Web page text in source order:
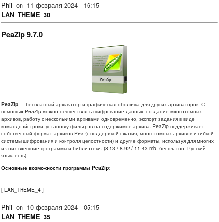
Phil on 11 февраля 2024 - 16:15
LAN_THEME_30
PeaZip 9.7.0
PeaZip — бесплатный архиватор и графическая оболочка для других архиваторов. С
помощью PeaZip можно осуществлять шифрование данных, создание многотомных
архивов, работу с несколькими архивами одновременно, экспорт задания в виде
команднойстроки, установку фильтров на содержимое архива. PeaZip поддерживает
собственный формат архивов Pea (с поддержкой сжатия, многотомных архивов и гибкой
системы шифрования и контроля целостности) и другие форматы, используя для многих
из них внешние программы и библиотеки. (8.13 / 8.92 / 11.43 mb, бесплатно, Русский
язык: есть)
Основные возможности программы PeaZip:
[ LAN_THEME_4 ]
Phil on 10 февраля 2024 - 05:15
LAN_THEME_35